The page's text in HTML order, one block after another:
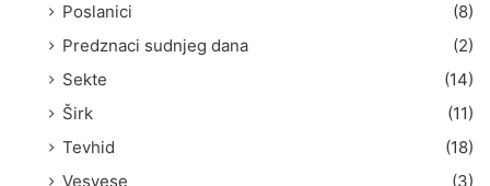
Poslanici
(8)
Predznaci sudnjeg dana
(2)
Sekte
(14)
Širk
(11)
Tevhid
(18)
Vesvese
(3)